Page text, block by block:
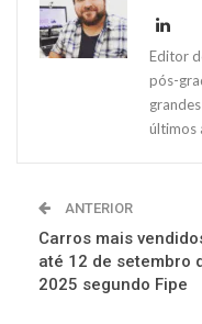
Editor
pós-
últimos
ANTERIOR
Carros mais
até 12 de setembro
2025 segundo Fipe